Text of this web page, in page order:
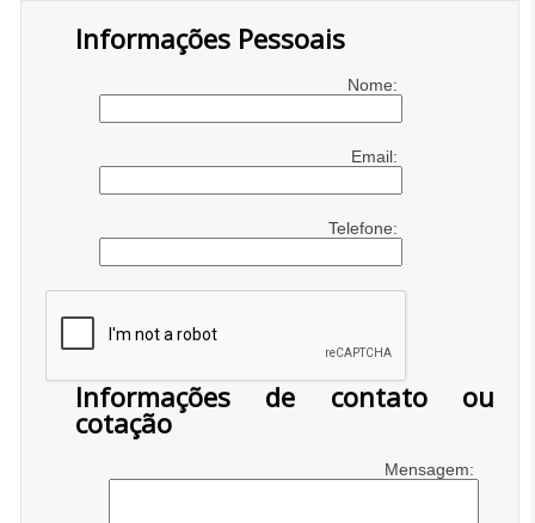
Informações Pessoais
Nome:
Email:
Telefone:
Informações de contato ou
cotação
Mensagem: